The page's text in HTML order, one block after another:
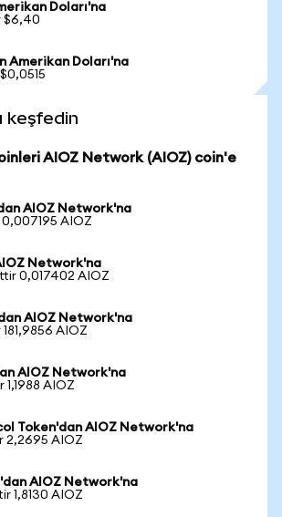
Doları'na
$6,40
Amerikan Doları'na
keşfedin
AIOZ Network (AIOZ) coin'e
AIOZ Network'na
AIOZ
Network'na
0,017402 AIOZ
AIOZ Network'na
AIOZ
AIOZ Network'na
1,1988 AIOZ
Token'dan AIOZ Network'na
2,2695 AIOZ
AIOZ Network'na
1,8130 AIOZ